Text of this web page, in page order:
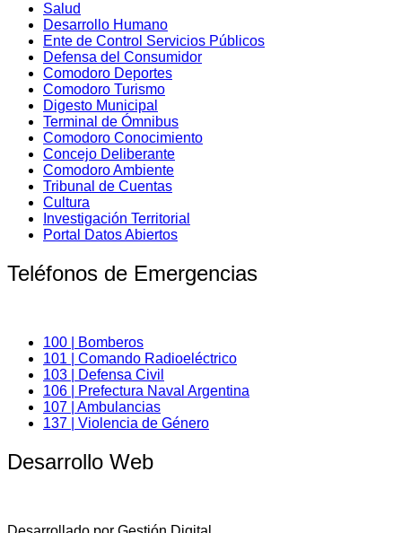
Salud
Desarrollo Humano
Ente de Control Servicios Públicos
Defensa del Consumidor
Comodoro Deportes
Comodoro Turismo
Digesto Municipal
Terminal de Ómnibus
Comodoro Conocimiento
Concejo Deliberante
Comodoro Ambiente
Tribunal de Cuentas
Cultura
Investigación Territorial
Portal Datos Abiertos
Teléfonos de Emergencias
100 | Bomberos
101 | Comando Radioeléctrico
103 | Defensa Civil
106 | Prefectura Naval Argentina
107 | Ambulancias
137 | Violencia de Género
Desarrollo Web